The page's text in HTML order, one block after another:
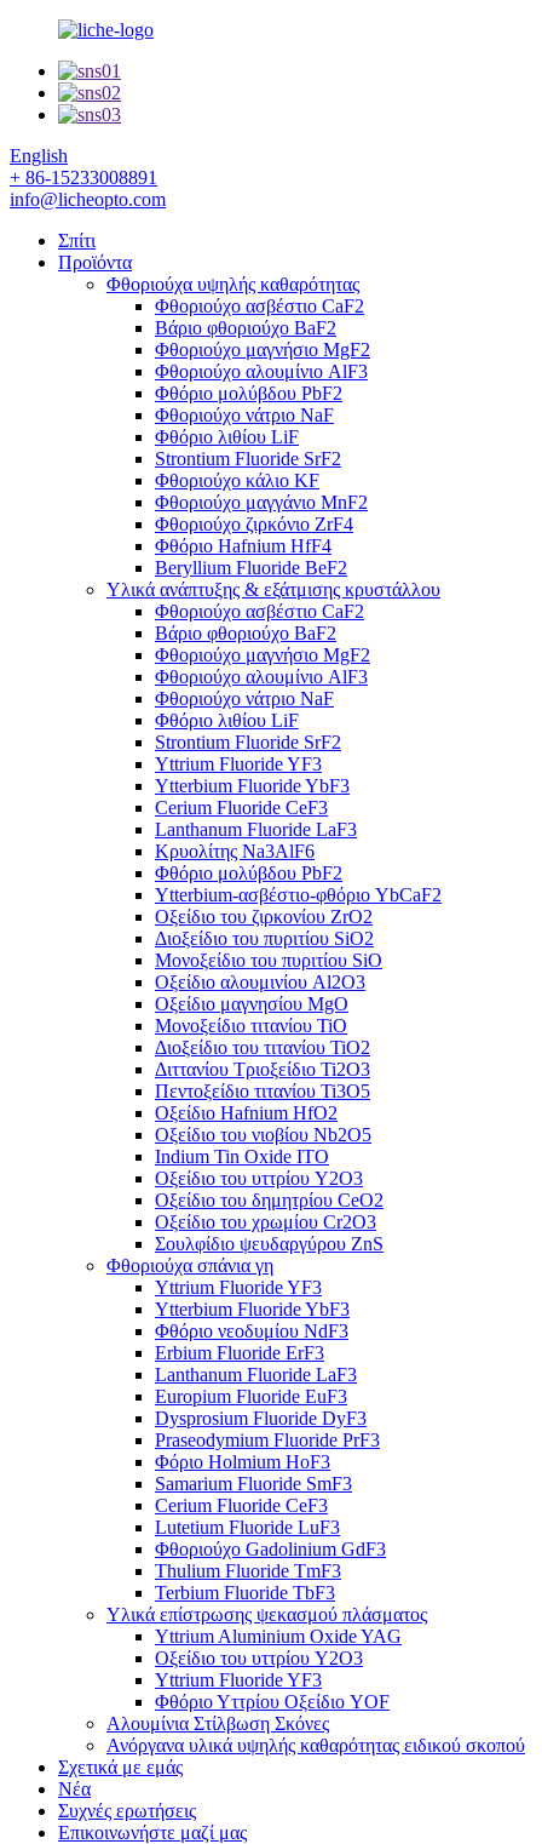
English
+ 86-15233008891
info@licheopto.com
Σπίτι
Προϊόντα
Φθοριούχα υψηλής καθαρότητας
Φθοριούχο ασβέστιο CaF2
Βάριο φθοριούχο BaF2
Φθοριούχο μαγνήσιο MgF2
Φθοριούχο αλουμίνιο AlF3
Φθόριο μολύβδου PbF2
Φθοριούχο νάτριο NaF
Φθόριο λιθίου LiF
Strontium Fluoride SrF2
Φθοριούχο κάλιο KF
Φθοριούχο μαγγάνιο MnF2
Φθοριούχο ζιρκόνιο ZrF4
Φθόριο Hafnium HfF4
Beryllium Fluoride BeF2
Υλικά ανάπτυξης & εξάτμισης κρυστάλλου
Φθοριούχο ασβέστιο CaF2
Βάριο φθοριούχο BaF2
Φθοριούχο μαγνήσιο MgF2
Φθοριούχο αλουμίνιο AlF3
Φθοριούχο νάτριο NaF
Φθόριο λιθίου LiF
Strontium Fluoride SrF2
Yttrium Fluoride YF3
Ytterbium Fluoride YbF3
Cerium Fluoride CeF3
Lanthanum Fluoride LaF3
Κρυολίτης Na3AlF6
Φθόριο μολύβδου PbF2
Ytterbium-ασβέστιο-φθόριο YbCaF2
Οξείδιο του ζιρκονίου ZrO2
Διοξείδιο του πυριτίου SiO2
Μονοξείδιο του πυριτίου SiO
Οξείδιο αλουμινίου Al2O3
Οξείδιο μαγνησίου MgO
Μονοξείδιο τιτανίου TiO
Διοξείδιο του τιτανίου TiO2
Διττανίου Τριοξείδιο Ti2O3
Πεντοξείδιο τιτανίου Ti3O5
Οξείδιο Hafnium HfO2
Οξείδιο του νιοβίου Nb2O5
Indium Tin Oxide ITO
Οξείδιο του υττρίου Y2O3
Οξείδιο του δημητρίου CeO2
Οξείδιο του χρωμίου Cr2O3
Σουλφίδιο ψευδαργύρου ZnS
Φθοριούχα σπάνια γη
Yttrium Fluoride YF3
Ytterbium Fluoride YbF3
Φθόριο νεοδυμίου NdF3
Erbium Fluoride ErF3
Lanthanum Fluoride LaF3
Europium Fluoride EuF3
Dysprosium Fluoride DyF3
Praseodymium Fluoride PrF3
Φόριο Holmium HoF3
Samarium Fluoride SmF3
Cerium Fluoride CeF3
Lutetium Fluoride LuF3
Φθοριούχο Gadolinium GdF3
Thulium Fluoride TmF3
Terbium Fluoride TbF3
Υλικά επίστρωσης ψεκασμού πλάσματος
Yttrium Aluminium Oxide YAG
Οξείδιο του υττρίου Y2O3
Yttrium Fluoride YF3
Φθόριο Υττρίου Οξείδιο YOF
Αλουμίνια Στίλβωση Σκόνες
Ανόργανα υλικά υψηλής καθαρότητας ειδικού σκοπού
Σχετικά με εμάς
Νέα
Συχνές ερωτήσεις
Επικοινωνήστε μαζί μας